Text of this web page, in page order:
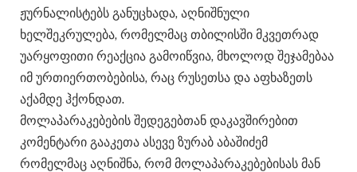
ჟურნალისტებს განუცხადა, აღნიშნული
ხელშეკრულება, რომელმაც თბილისში მკვეთრად
უარყოფითი რეაქცია გამოიწვია, მხოლოდ შეჯამებაა
იმ ურთიერთობებისა, რაც რუსეთსა და აფხაზეთს
აქამდე ჰქონდათ.
მოლაპარაკებების შედეგებთან დაკავშირებით
კომენტარი გააკეთა ასევე ზურაბ აბაშიძემ
რომელმაც აღნიშნა, რომ მოლაპარაკებებისას მან